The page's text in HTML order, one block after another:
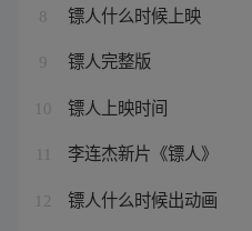
8 镖人什么时候上映
9 镖人完整版
10 镖人上映时间
李连杰新片《镖人》
12 镖人什么时候出动画